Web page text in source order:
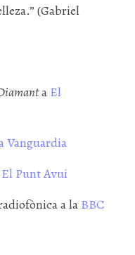
(Gabriel
a El
Vanguardia
El Punt Avui
a la BBC